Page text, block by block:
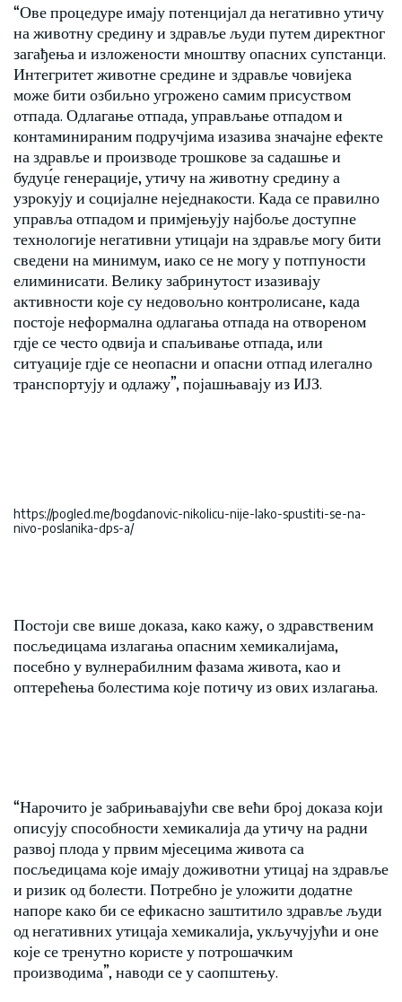
“Ове процедуре имају потенцијал да негативно утичу
на животну средину и здравље људи путем директног
загађења и изложености мноштву опасних супстанци.
Интегритет животне средине и здравље човијека
може бити озбиљно угрожено самим присуством
отпада. Одлагање отпада, управљање отпадом и
контаминираним подручјима изазива значајне ефекте
на здравље и производе трошкове за садашње и
будуц́е генерације, утичу на животну средину а
узрокују и социјалне неједнакости. Када се правилно
управља отпадом и примјењују најбоље доступне
технологије негативни утицаји на здравље могу бити
сведени на минимум, иако се не могу у потпуности
елиминисати. Велику забринутост изазивају
активности које су недовољно контролисане, када
постоје неформална одлагања отпада на отвореном
гдје се често одвија и спаљивање отпада, или
ситуације гдје се неопасни и опасни отпад илегално
транспортују и одлажу”, појашњавају из ИЈЗ.
https://pogled.me/bogdanovic-nikolicu-nije-lako-spustiti-se-na-
nivo-poslanika-dps-a/
Постоји све више доказа, како кажу, о здравственим
посљедицама излагања опасним хемикалијама,
посебно у вулнерабилним фазама живота, као и
оптерећења болестима које потичу из ових излагања.
“Нарочито је забрињавајући све већи број доказа који
описују способности хемикалија да утичу на радни
развој плода у првим мјесецима живота са
посљедицама које имају доживотни утицај на здравље
и ризик од болести. Потребно је уложити додатне
напоре како би се ефикасно заштитило здравље људи
од негативних утицаја хемикалија, укључујући и оне
које се тренутно користе у потрошачким
производима”, наводи се у саопштењу.